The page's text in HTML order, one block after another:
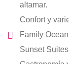
altamar.
Confort y
Family
Sunset